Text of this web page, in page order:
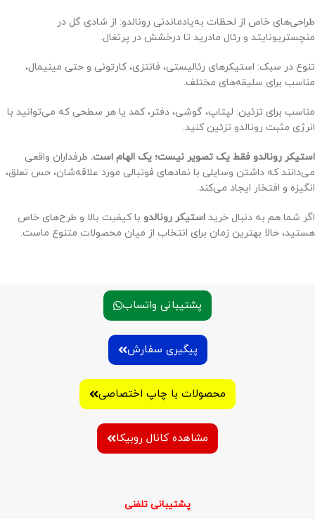
طراحی‌های خاص از لحظات به‌یادماندنی رونالدو: از شادی گل در
منچستریونایتد و رئال مادرید تا درخشش در پرتغال.
تنوع در سبک: استیکرهای رئالیستی، فانتزی، کارتونی و حتی مینیمال،
مناسب برای سلیقه‌های مختلف.
مناسب برای تزئین: لپتاپ، گوشی، دفتر، کمد یا هر سطحی که می‌توانید با
انرژی مثبت رونالدو تزئین کنید.
استیکر رونالدو فقط یک تصویر نیست؛ یک الهام است. طرفداران واقعی
می‌دانند که داشتن وسایلی با نمادهای فوتبالی مورد علاقه‌شان، حس تعلق،
انگیزه و افتخار ایجاد می‌کند.
اگر شما هم به دنبال خرید استیکر رونالدو با کیفیت بالا و طرح‌های خاص
هستید، حالا بهترین زمان برای انتخاب از میان محصولات متنوع ماست.
پشتیبانی واتساب
پیگیری سفارش
محصولات با چاپ اختصاصی
مشاهده کانال روبیکا
پشتیبانی تلفنی